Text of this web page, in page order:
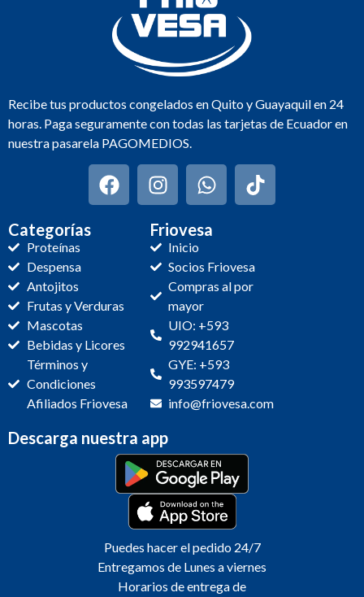
Recibe tus productos congelados en Quito y Guayaquil en 24
horas. Paga seguramente con todas las tarjetas de Ecuador en
nuestra pasarela PAGOMEDIOS.
Categorías
Proteínas
Despensa
Antojitos
Frutas y Verduras
Mascotas
Bebidas y Licores
Términos y
Condiciones
Afiliados Friovesa
Friovesa
Inicio
Socios Friovesa
Compras al por
mayor
UIO: +593
992941657
GYE: +593
993597479
info@friovesa.com
Descarga nuestra app
Puedes hacer el pedido 24/7
Entregamos de Lunes a viernes
Horarios de entrega de